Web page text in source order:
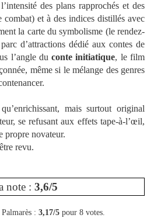
des plans rapprochés et des
combat) et à des indices distillés avec
la carte du symbolisme (le rendez-
d’attractions dédié aux contes de
l’angle duconte initiatique, le film
même si le mélange des genres
mais surtout original
se refusant aux effets tape-à-l’œil,
propre novateur.
revu.
note : 3,6/5
: 3,17/5 pour 8 votes.